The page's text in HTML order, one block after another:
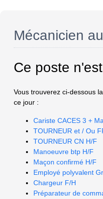
Mécanicien
Ce poste
Vous trouverez ci-dessous
ce jour :
Cariste CACES 3 +
TOURNEUR et / Ou
TOURNEUR CN H/F
Manoeuvre btp H/F
Maçon confirmé H/F
Employé polyvalent
Chargeur F/H
Préparateur de